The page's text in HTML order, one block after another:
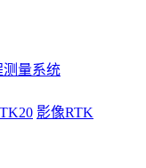
测量系统
影像RTK